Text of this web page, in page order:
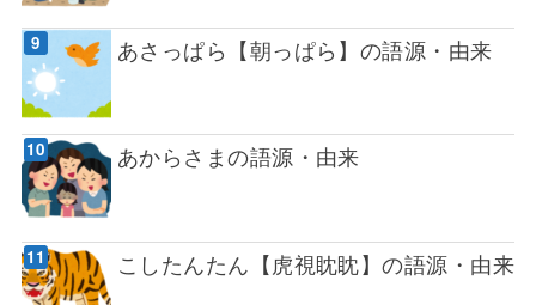
あさっぱら【朝っぱら】の語源・由来
あからさまの語源・由来
こしたんたん【虎視眈眈】の語源・由来